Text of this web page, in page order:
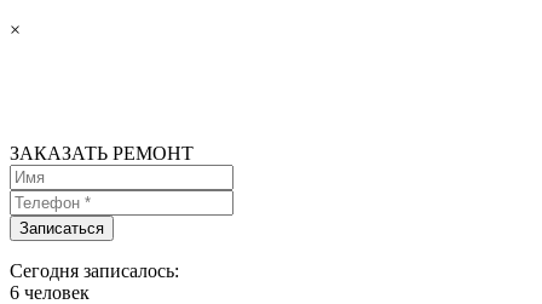
×
ЗАКАЗАТЬ РЕМОНТ
Сегодня записалось:
6 человек